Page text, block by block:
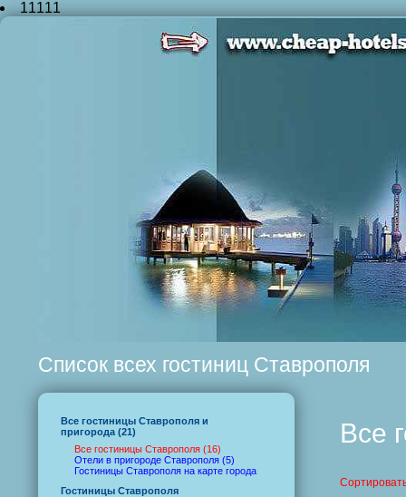
11111
Список всех гостиниц Ставрополя
Все гостиницы Ставрополя и
пригорода (21)
Все гостиницы Ставрополя (16)
Отели в пригороде Ставрополя (5)
Гостиницы Ставрополя на карте города
Гостиницы Ставрополя
Все